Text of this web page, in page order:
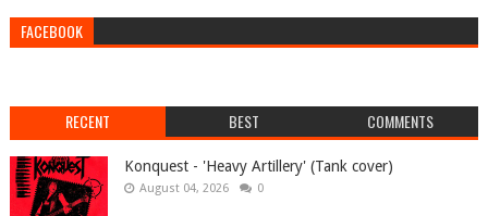
FACEBOOK
RECENT BEST COMMENTS
Konquest - 'Heavy Artillery' (Tank cover)
August 04, 2026 0